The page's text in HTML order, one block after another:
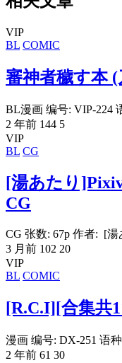
VIP
BL COMIC
審神者穢す本
BL漫画 编号: VIP-224
2 年前 144 5
VIP
BL CG
[湯あたり
CG
CG 张数: 67p 作者: [湯
3 月前 102 20
VIP
BL COMIC
[R.C.I][合集共
漫画 编号: DX-251 语
2 年前 61 30